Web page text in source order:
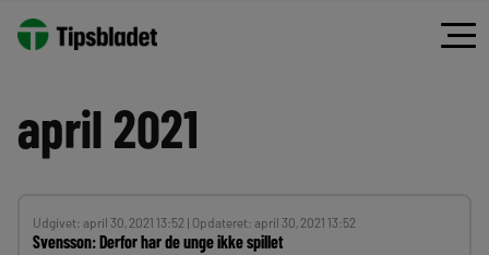
april 2021
Udgivet: april 30, 2021 13:52 | Opdateret: april 30, 2021 13:52
Svensson: Derfor har de unge ikke spillet